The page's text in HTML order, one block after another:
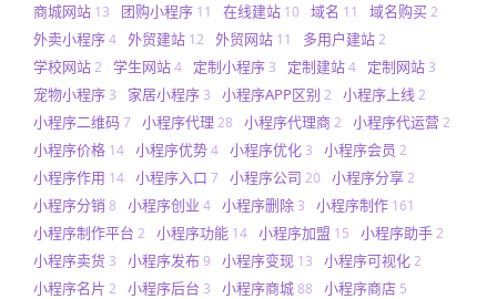
商城网站 13 团购小程序 11 在线建站 10 域名 11 域名购买2
外卖小程序4 外贸建站 12 外贸网站 11 多用户建站2
学校网站2 学生网站4 定制小程序 3 定制建站4 定制网站 3
宠物小程序 3 家居小程序 3 小程序APP区别 2 小程序上线 2
小程序二维码7 小程序代理 28 小程序代理商2 小程序代运营2
小程序价格 14 小程序优势4 小程序优化 3 小程序会员 2
小程序作用 14 小程序入口 7 小程序公司 20 小程序分享2
小程序分销 8 小程序创业 4 小程序删除 3 小程序制作 161
小程序制作平台 2 小程序功能 14 小程序加盟 15 小程序助手2
小程序卖货 3 小程序发布9 小程序变现 13 小程序可视化2
小程序名片 2 小程序后台 3 小程序商城88 小程序商店 5